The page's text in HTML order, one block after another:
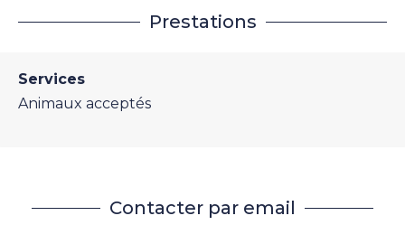
Prestations
Services
Animaux acceptés
Contacter par email